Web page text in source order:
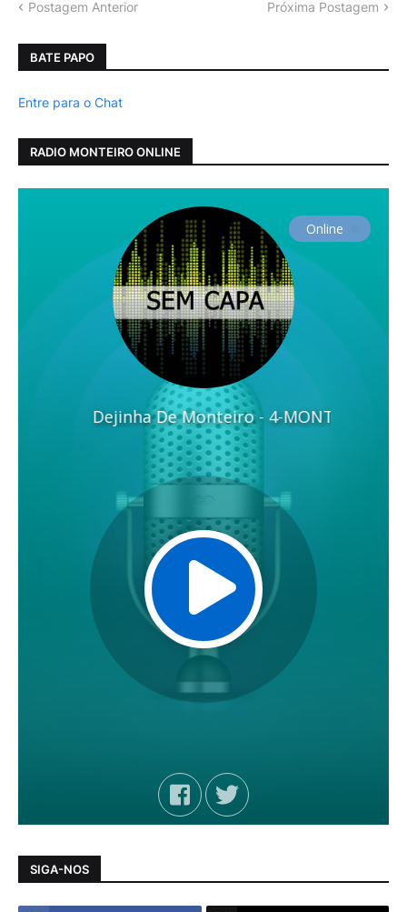
Postagem Anterior Próxima Postagem
BATE PAPO
Entre para o Chat
RADIO MONTEIRO ONLINE
SIGA-NOS